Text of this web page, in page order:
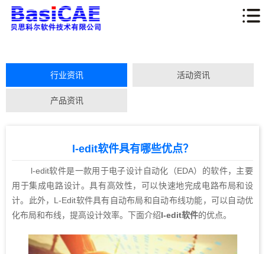
行业资讯 活动资讯
产品资讯
l-edit软件‍具有哪些优点？
l-edit软件‍是一款用于电子设计自动化（EDA）的软件，主要
用于集成电路设计。具有高效性，可以快速地完成电路布局和设
计。此外，L-Edit软件具有自动布局和自动布线功能，可以自动优
化布局和布线，提高设计效率。下面介绍l-edit软件的优点。